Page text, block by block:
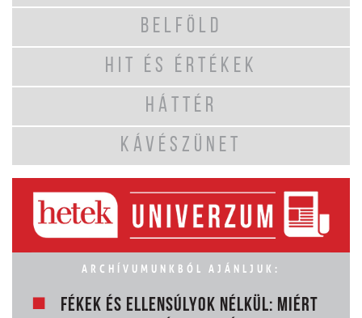
BELFÖLD
HIT ÉS ÉRTÉKEK
HÁTTÉR
KÁVÉSZÜNET
ARCHÍVUMUNKBÓL AJÁNLJUK:
FÉKEK ÉS ELLENSÚLYOK NÉLKÜL: MIÉRT